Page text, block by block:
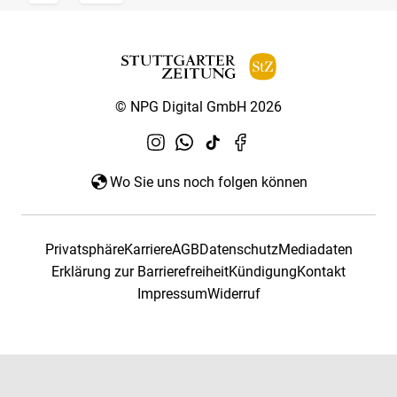
© NPG Digital GmbH 2026
Wo Sie uns noch folgen können
PrivatsphäreKarriereAGBDatenschutzMediadaten
Erklärung zur BarrierefreiheitKündigungKontakt
ImpressumWiderruf